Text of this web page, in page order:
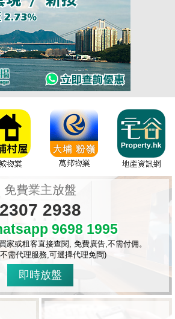
免費業主放盤
2307 2938
9698 1995
家或租客直接查閱, 免費廣告,不需付佣。
需代理服務,可選擇代理免問)
即時放盤